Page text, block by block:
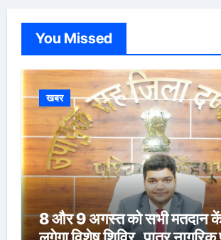
You Missed
खबर
8 और 9 अगस्त को सभी मतदान